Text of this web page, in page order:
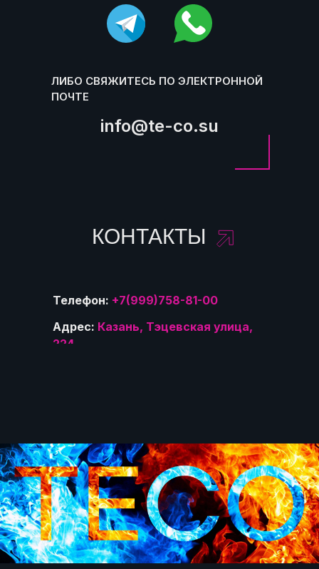
info@te-co.su
ЛИБО СВЯЖИТЕСЬ ПО ЭЛЕКТРОННОЙ
ПОЧТЕ
Телефон: +7(999)758-81-00
Адрес: Казань, Тэцевская улица,
224
КОНТАКТЫ